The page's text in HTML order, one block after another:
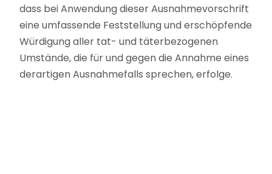
dass bei Anwendung dieser Ausnahmevorschrift
eine umfassende Feststellung und erschöpfende
Würdigung aller tat- und täterbezogenen
Umstände, die für und gegen die Annahme eines
derartigen Ausnahmefalls sprechen, erfolge.